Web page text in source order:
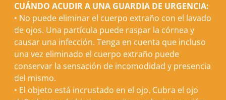
CUÁNDO ACUDIR A UNA GUARDIA DE URGENCIA:
• No puede eliminar el cuerpo extraño con el lavado
de ojos. Una partícula puede raspar la córnea y
causar una infección. Tenga en cuenta que incluso
una vez eliminado el cuerpo extraño puede
conservar la sensación de incomodidad y presencia
del mismo.
• El objeto está incrustado en el ojo. Cubra el ojo